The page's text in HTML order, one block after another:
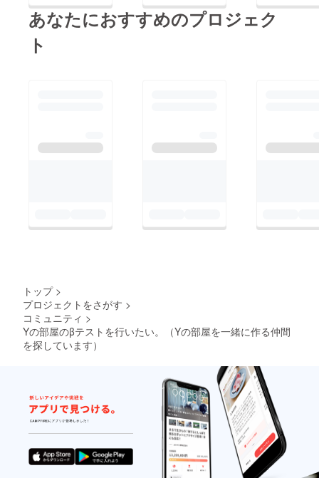
に動画を投稿する人そ
してYouTubeを見る人
する人がいないと
る前にYの部屋を制作
する上で「動画を投稿
する人」は欠かせない
ンディングで支援者か
つYouTubeで動画投稿
している方を待ってい
るような受け身になっ
てはいけない。 とい
あなたにおすすめのプロジェク
ト
トップ >
プロジェクトをさがす >
コミュニティ >
Yの部屋のβテストを行いたい。（Yの部屋を一緒に作る仲間
を探しています）